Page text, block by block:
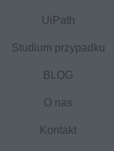
UiPath
Studium przypadku
BLOG
O nas
Kontakt